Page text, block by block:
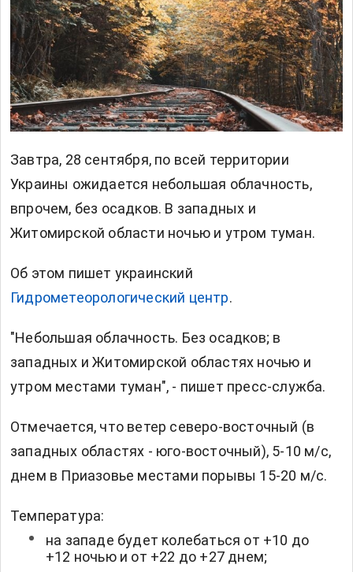
Завтра, 28 сентября, по всей территории
Украины ожидается небольшая облачность,
впрочем, без осадков. В западных и
Житомирской области ночью и утром туман.
Об этом пишет украинский
Гидрометеорологический центр.
"Небольшая облачность. Без осадков; в
западных и Житомирской областях ночью и
утром местами туман", - пишет пресс-служба.
Отмечается, что ветер северо-восточный (в
западных областях - юго-восточный), 5-10 м/с,
днем в Приазовье местами порывы 15-20 м/с.
Температура:
на западе будет колебаться от +10 до
+12 ночью и от +22 до +27 днем;